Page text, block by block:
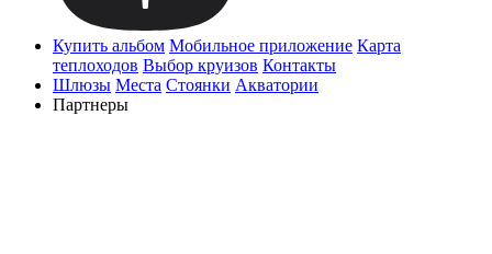
Купить альбом Мобильное приложение Карта
теплоходов Выбор круизов Контакты
Шлюзы Места Стоянки Акватории
Партнеры